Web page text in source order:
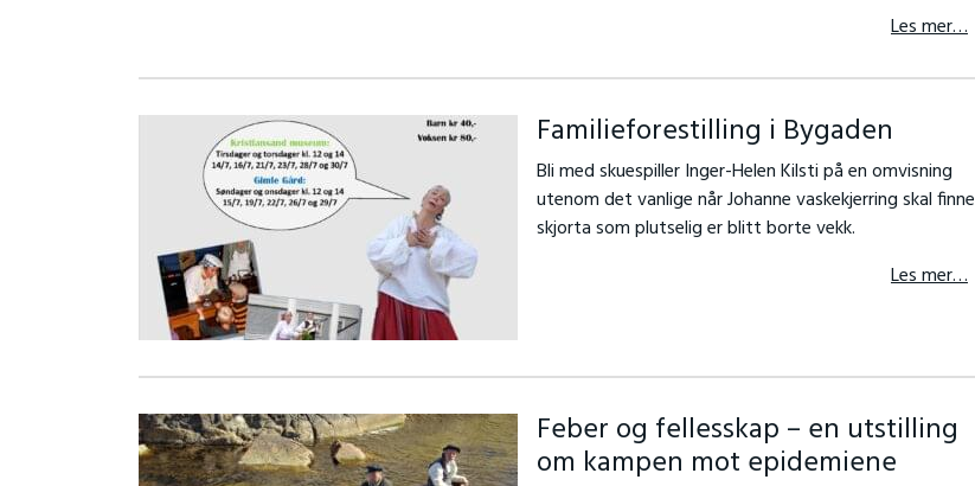
Les mer…
Familieforestilling i Bygaden
Bli med skuespiller Inger-Helen Kilsti på en omvisning
utenom det vanlige når Johanne vaskekjerring skal finne
skjorta som plutselig er blitt borte vekk.
Les mer…
Feber og fellesskap – en utstilling
om kampen mot epidemiene